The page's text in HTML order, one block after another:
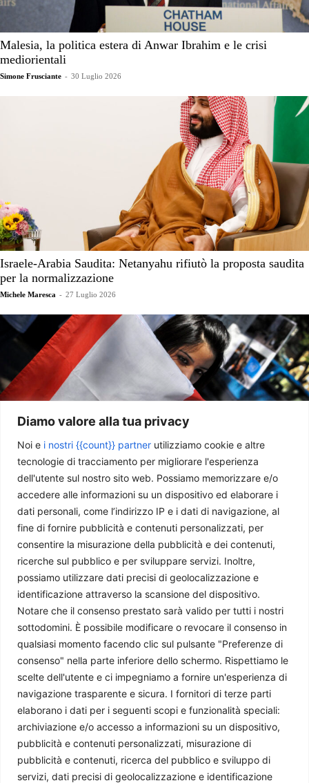
Diamo valore alla tua privacy
Noi e i nostri {{count}} partner utilizziamo cookie e altre
tecnologie di tracciamento per migliorare l'esperienza
dell'utente sul nostro sito web. Possiamo memorizzare e/o
accedere alle informazioni su un dispositivo ed elaborare i
dati personali, come l’indirizzo IP e i dati di navigazione, al
fine di fornire pubblicità e contenuti personalizzati, per
consentire la misurazione della pubblicità e dei contenuti,
ricerche sul pubblico e per sviluppare servizi. Inoltre,
possiamo utilizzare dati precisi di geolocalizzazione e
identificazione attraverso la scansione del dispositivo.
Notare che il consenso prestato sarà valido per tutti i nostri
sottodomini. È possibile modificare o revocare il consenso in
qualsiasi momento facendo clic sul pulsante "Preferenze di
consenso" nella parte inferiore dello schermo. Rispettiamo le
scelte dell'utente e ci impegniamo a fornire un'esperienza di
navigazione trasparente e sicura. I fornitori di terze parti
elaborano i dati per i seguenti scopi e funzionalità speciali:
archiviazione e/o accesso a informazioni su un dispositivo,
pubblicità e contenuti personalizzati, misurazione di
pubblicità e contenuti, ricerca del pubblico e sviluppo di
servizi, dati precisi di geolocalizzazione e identificazione
Malesia, la politica estera di Anwar Ibrahim e le crisi
mediorientali
Simone Frusciante - 30 Luglio 2026
Israele-Arabia Saudita: Netanyahu rifiutò la proposta saudita
per la normalizzazione
Michele Maresca - 27 Luglio 2026
Il Libano dopo il Memorandum tra Iran e USA
Chiara Salvò - 14 Luglio 2026
La nuova strategia siriana in Libano: dall’interventismo al
rapporto tra pari
Michele Maresca 10 Luglio 2026